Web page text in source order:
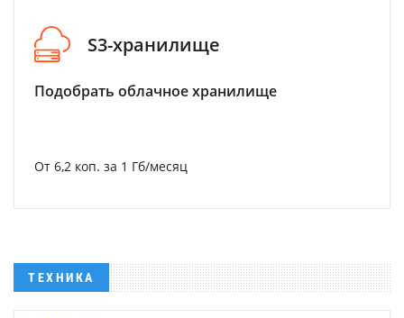
S3-хранилище
Подобрать облачное хранилище
От 6,2 коп. за 1 Гб/месяц
ТЕХНИКА